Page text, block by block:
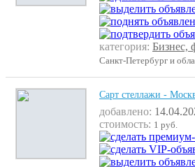
категория: Бизнес,
Санкт-Петербург и
Сарт стеллажи -
добавлено:
стоимость: 1 руб.